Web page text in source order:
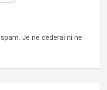
Je ne cèderai ni ne